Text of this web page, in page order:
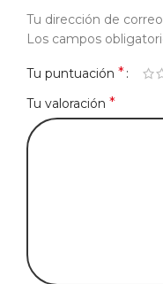
Tu dirección de
Los campos
Tu puntuación *
Tu valoración *